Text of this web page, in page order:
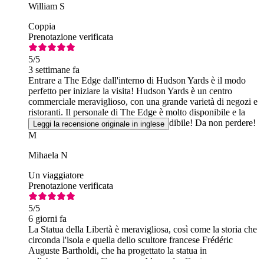
William S
Coppia
Prenotazione verificata
5/5
3 settimane fa
Entrare a The Edge dall'interno di Hudson Yards è il modo
perfetto per iniziare la visita! Hudson Yards è un centro
commerciale meraviglioso, con una grande varietà di negozi e
ristoranti. Il personale di The Edge è molto disponibile e la
vista dalla piattaforma è davvero incredibile! Da non perdere!
Leggi la recensione originale in inglese
M
Mihaela N
Un viaggiatore
Prenotazione verificata
5/5
6 giorni fa
La Statua della Libertà è meravigliosa, così come la storia che
circonda l'isola e quella dello scultore francese Frédéric
Auguste Bartholdi, che ha progettato la statua in